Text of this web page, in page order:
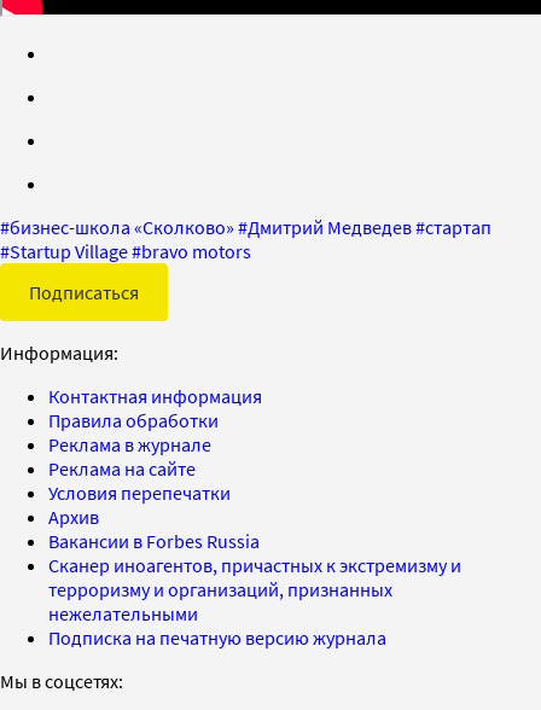
#бизнес-школа «Сколково» #Дмитрий Медведев#стартап
#Startup Village#bravo motors
Подписаться
Информация:
Контактная информация
Правила обработки
Реклама в журнале
Реклама на сайте
Условия перепечатки
Архив
Вакансии в Forbes Russia
Сканер иноагентов, причастных к экстремизму и
терроризму и организаций, признанных
нежелательными
Подписка на печатную версию журнала
Мы в соцсетях: